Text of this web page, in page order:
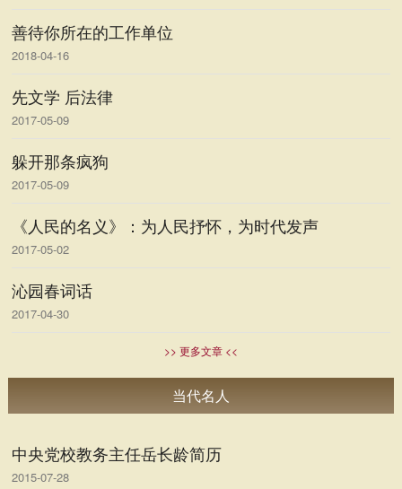
善待你所在的工作单位
2018-04-16
先文学 后法律
2017-05-09
躲开那条疯狗
2017-05-09
《人民的名义》：为人民抒怀，为时代发声
2017-05-02
沁园春词话
2017-04-30
>> 更多文章 <<
当代名人
中央党校教务主任岳长龄简历
2015-07-28